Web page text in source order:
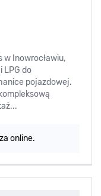
Inowrocławiu,
LPG do
pojazdowej.
online.